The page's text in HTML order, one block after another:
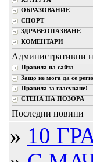
ОБРАЗОВАНИЕ
СПОРТ
ЗДРАВЕОПАЗВАНЕ
КОМЕНТАРИ
Административни
Правила на сайта
Защо не мога да се
Правила за гласуване!
СТЕНА НА ПОЗОРА
Последни новини
» 10